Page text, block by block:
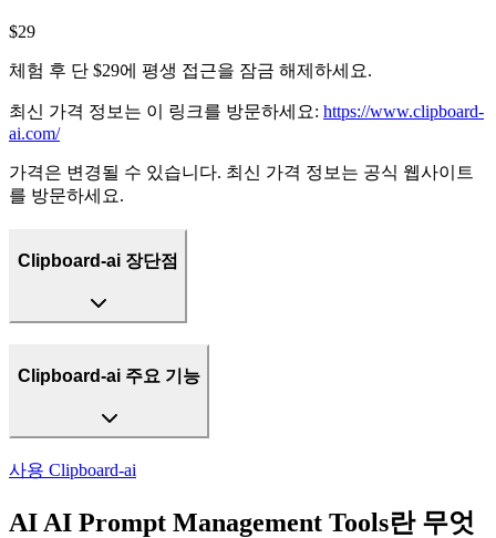
$29
체험 후 단 $29에 평생 접근을 잠금 해제하세요.
최신 가격 정보는 이 링크를 방문하세요: https://www.clipboard-
ai.com/
가격은 변경될 수 있습니다. 최신 가격 정보는 공식 웹사이트
를 방문하세요.
Clipboard-ai 장단점
Clipboard-ai 주요 기능
사용 Clipboard-ai
AI AI Prompt Management Tools란 무엇